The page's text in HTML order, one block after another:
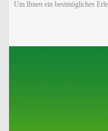
Um Ihnen ein bestmögliches